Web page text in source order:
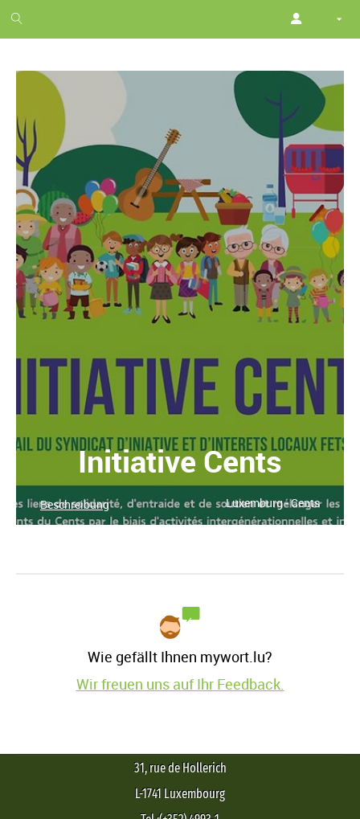
month
Initiative Cents
Luxemburg - Cents
Beschreibung
Wie gefällt Ihnen mywort.lu?
Wir freuen uns auf Ihr Feedback.
31, rue de Hollerich
L-1741 Luxembourg